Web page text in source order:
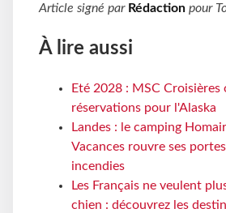
Article signé par Rédaction pour
À lire aussi
Eté 2028 : MSC Croisières
réservations pour l'Alaska
Landes : le camping
Vacances rouvre ses
incendies
Les Français ne veulent
chien : découvrez les